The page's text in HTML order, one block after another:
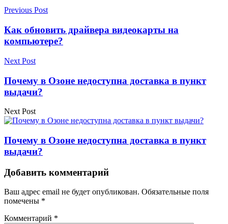
Previous Post
Как обновить драйвера видеокарты на
компьютере?
Next Post
Почему в Озоне недоступна доставка в пункт
выдачи?
Next Post
Почему в Озоне недоступна доставка в пункт
выдачи?
Добавить комментарий
Ваш адрес email не будет опубликован. Обязательные поля
помечены *
Комментарий *